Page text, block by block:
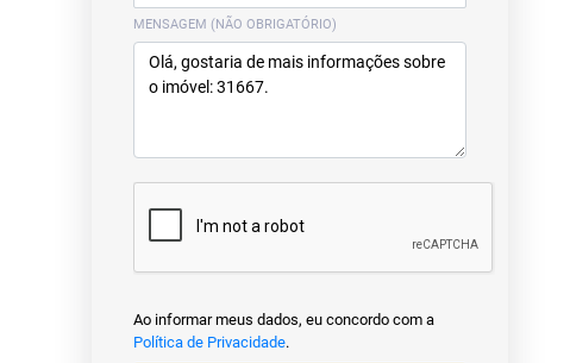
MENSAGEM (NÃO OBRIGATÓRIO)
Ao informar meus dados, eu concordo com a
Política de Privacidade.